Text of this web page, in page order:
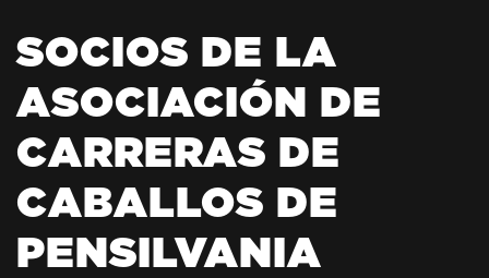
SOCIOS DE LA
ASOCIACIÓN DE
CARRERAS DE
CABALLOS DE
PENSILVANIA